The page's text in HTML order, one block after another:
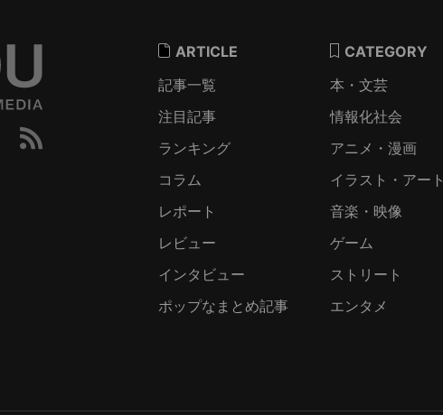
ARTICLE
記事一覧
注目記事
ランキング
コラム
レポート
レビュー
インタビュー
ポップなまとめ記事
CATEGORY
本・文芸
情報化社会
アニメ・漫画
イラスト・アート
音楽・映像
ゲーム
ストリート
エンタメ